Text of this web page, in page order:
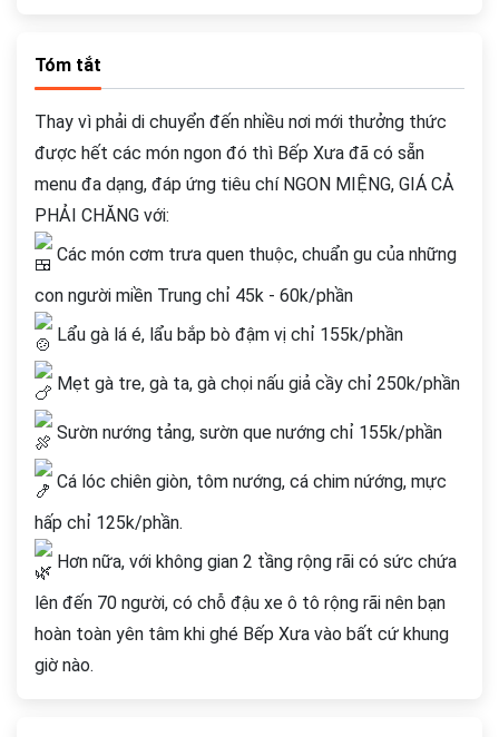
Tóm tắt
Thay vì phải di chuyển đến nhiều nơi mới thưởng thức
được hết các món ngon đó thì Bếp Xưa đã có sẵn
menu đa dạng, đáp ứng tiêu chí NGON MIỆNG, GIÁ CẢ
PHẢI CHĂNG với:
Các món cơm trưa quen thuộc, chuẩn gu của những
con người miền Trung chỉ 45k - 60k/phần
Lẩu gà lá é, lẩu bắp bò đậm vị chỉ 155k/phần
Mẹt gà tre, gà ta, gà chọi nấu giả cầy chỉ 250k/phần
Sườn nướng tảng, sườn que nướng chỉ 155k/phần
Cá lóc chiên giòn, tôm nướng, cá chim nứớng, mực
hấp chỉ 125k/phần.
Hơn nữa, với không gian 2 tầng rộng rãi có sức chứa
lên đến 70 người, có chỗ đậu xe ô tô rộng rãi nên bạn
hoàn toàn yên tâm khi ghé Bếp Xưa vào bất cứ khung
giờ nào.